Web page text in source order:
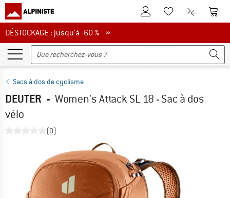
Vers le compte client
Vers la liste
Vers le
DÉSTOCKAGE : jusqu'à -60 %
DÉSTOCKAGE : jusqu'à -60 % »
Sacs à dos de cyclisme
DEUTER - Women's Attack SL 18 - Sac à dos
vélo
(0)